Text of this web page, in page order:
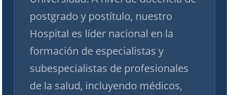
postgrado y postítulo, nuestro
Hospital es líder nacional en la
formación de especialistas y
subespecialistas de profesionales
de la salud, incluyendo médicos,